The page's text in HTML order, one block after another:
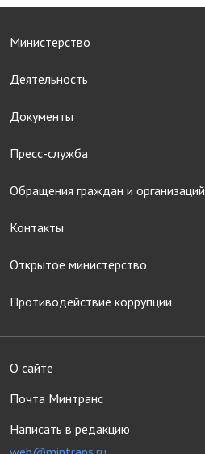
Министерство
Деятельность
Документы
Пресс-служба
Обращения граждан и организаций
Контакты
Открытое министерство
Противодействие коррупции
О сайте
Почта Минтранс
Написать в редакцию